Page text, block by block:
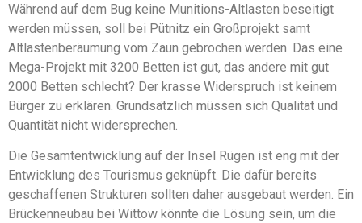
Während auf dem Bug keine Munitions-Altlasten beseitigt
werden müssen, soll bei Pütnitz ein Großprojekt samt
Altlastenberäumung vom Zaun gebrochen werden. Das eine
Mega-Projekt mit 3200 Betten ist gut, das andere mit gut
2000 Betten schlecht? Der krasse Widerspruch ist keinem
Bürger zu erklären. Grundsätzlich müssen sich Qualität und
Quantität nicht widersprechen.
Die Gesamtentwicklung auf der Insel Rügen ist eng mit der
Entwicklung des Tourismus geknüpft. Die dafür bereits
geschaffenen Strukturen sollten daher ausgebaut werden. Ein
Brückenneubau bei Wittow könnte die Lösung sein, um die